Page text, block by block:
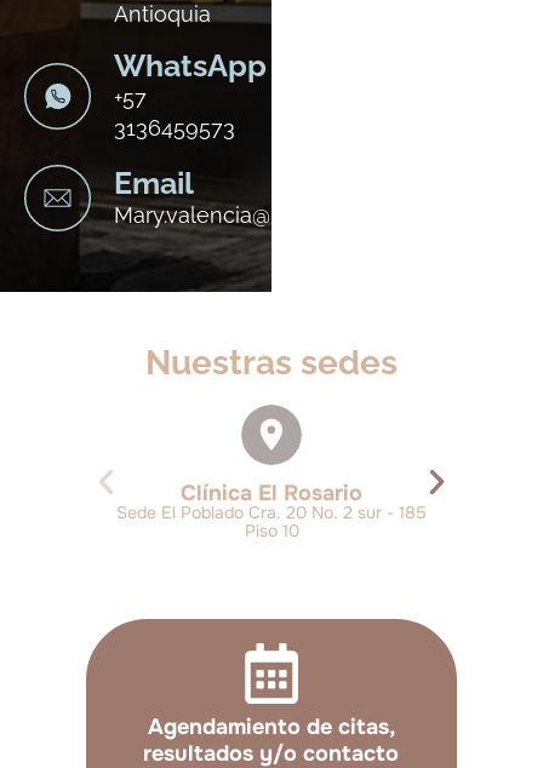
Antioquia
WhatsApp
+57
3136459573
Email
Mary.valencia@medicinafetal.com.co
Nuestras sedes
Clínica El Rosario
Sede El Poblado Cra. 20 No. 2 sur - 185
Piso 10
Agendamiento de citas,
resultados y/o contacto